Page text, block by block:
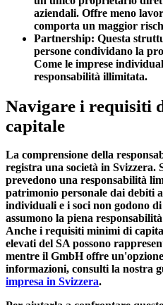
aziendali. Offre meno
comporta un maggior
Partnership: Questa
persone condividano la
Come le imprese
responsabilità illimitata.
Navigare i requisiti
capitale
La comprensione della
registra una società in Svizzera.
prevedono una responsabilità
patrimonio personale dai debiti
individuali e i soci non godono
assumono la piena
Anche i requisiti minimi di
elevati del SA possono
mentre il GmbH offre
informazioni, consulti la nostra
impresa in Svizzera.